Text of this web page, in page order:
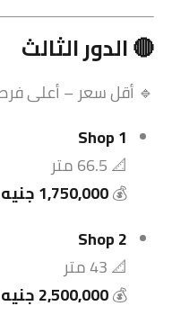
🔴 الدور الثالث
🔹 أقل سعر – أعلى
Shop 1
📐 66.5 متر
💰1,750,000 جنيه
Shop 2
📐 43 متر
💰2,500,000 جنيه